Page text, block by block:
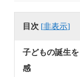
目次 [非表示]
子どもの誕生
感